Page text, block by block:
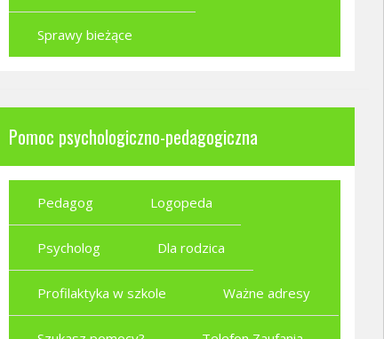
Sprawy bieżące
Pomoc psychologiczno-pedagogiczna
Pedagog Logopeda
Psycholog Dla rodzica
Profilaktyka w szkole Ważne adresy